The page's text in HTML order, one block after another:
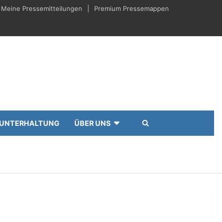
Meine Pressemitteilungen Premium Pressemappen
UNTERHALTUNG ÜBER UNS